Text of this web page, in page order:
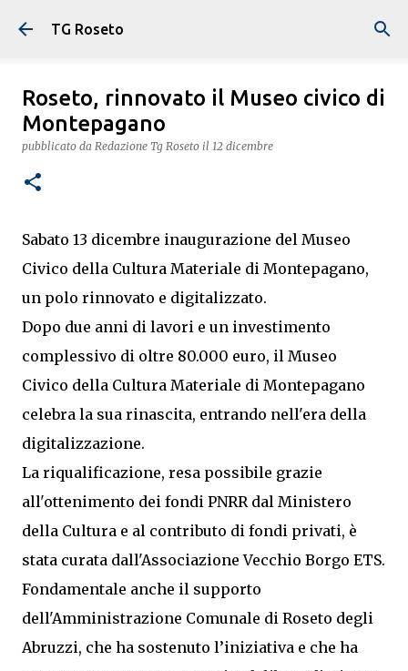
Passa ai contenuti principali
TG Roseto
Roseto, rinnovato il Museo civico di
Montepagano
pubblicato da Redazione Tg Roseto il 12 dicembre
Sabato 13 dicembre inaugurazione del Museo
Civico della Cultura Materiale di Montepagano,
un polo rinnovato e digitalizzato.
Dopo due anni di lavori e un investimento
complessivo di oltre 80.000 euro, il Museo
Civico della Cultura Materiale di Montepagano
celebra la sua rinascita, entrando nell'era della
digitalizzazione.
La riqualificazione, resa possibile grazie
all'ottenimento dei fondi PNRR dal Ministero
della Cultura e al contributo di fondi privati, è
stata curata dall'Associazione Vecchio Borgo ETS.
Fondamentale anche il supporto
dell'Amministrazione Comunale di Roseto degli
Abruzzi, che ha sostenuto l’iniziativa e che ha